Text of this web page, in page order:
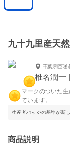
九十九里産天
千葉県匝瑳
椎名潤一
マークのついた
ています。
生産者バッジの基準が新
商品説明